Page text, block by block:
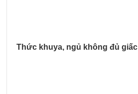
Thức khuya, ngủ không đủ giấc